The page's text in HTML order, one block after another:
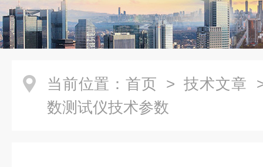
当前位置： 首页 > 技术文章
数测试仪技术参数